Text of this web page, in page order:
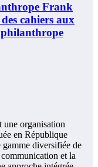
Frank
cahiers aux
philanthrope
une organisation
en République
diversifiée de
et la